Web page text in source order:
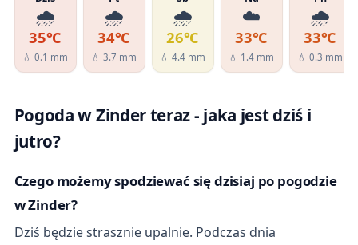
🌧️
35℃
💧 0.1 mm
🌧️
34℃
💧 3.7 mm
🌧️
26℃
💧 4.4 mm
☁️
33℃
💧 1.4 mm
🌧️
33℃
💧 0.3 mm
Pogoda w Zinder teraz - jaka jest dziś i
jutro?
Czego możemy spodziewać się dzisiaj po pogodzie
w Zinder?
Dziś będzie strasznie upalnie. Podczas dnia